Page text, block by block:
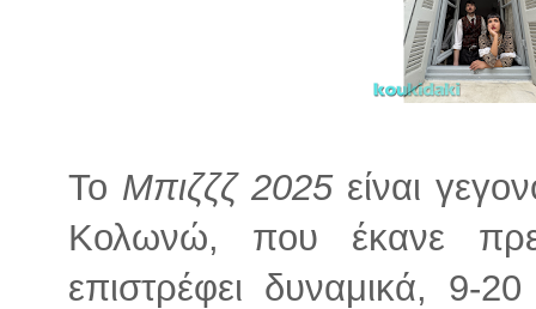
Το Μπιζζζ 2025είναι
Κολωνώ, που έκανε
επιστρέφει δυναμικά, 9-